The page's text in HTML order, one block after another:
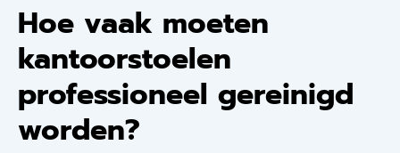
Hoe vaak moeten
kantoorstoelen
professioneel gereinigd
worden?